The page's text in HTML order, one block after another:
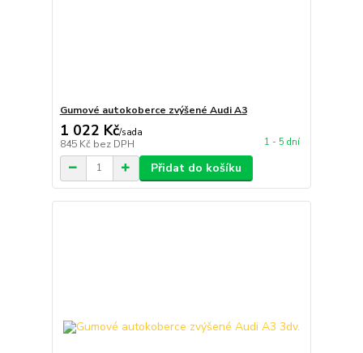
Gumové autokoberce zvýšené Audi A3
1 022 Kč/sada
845 Kč bez DPH 1 - 5 dní
Přidat do košíku